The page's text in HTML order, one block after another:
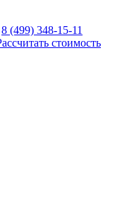
8 (499) 348-15-11
стоимость